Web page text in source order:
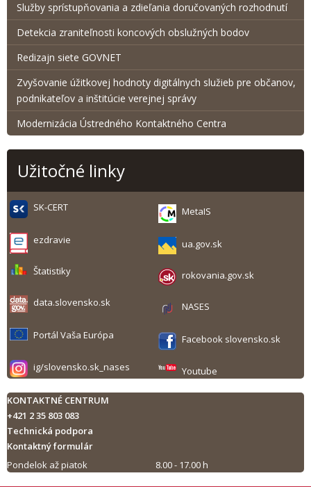
Služby sprístupňovania a zdieľania doručovaných rozhodnutí
Detekcia zraniteľnosti koncových obslužných bodov
Redizajn siete GOVNET
Zvyšovanie úžitkovej hodnoty digitálnych služieb pre občanov,
podnikateľov a inštitúcie verejnej správy
Modernizácia Ústredného Kontaktného Centra
Užitočné linky
SK-CERT MetaIS
ezdravie ua.gov.sk
Štatistiky rokovania.gov.sk
data.slovensko.sk NASES
Portál Vaša Európa Facebook slovensko.sk
ig/slovensko.sk_nases Youtube
KONTAKTNÉ CENTRUM
+421 2 35 803 083
Technická podpora
Kontaktný formulár
Pondelok až piatok
8.00 - 17.00 h
Tlač obsahu